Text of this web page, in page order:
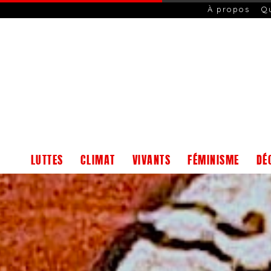
À propos
LUTTES CLIMAT VIVANTS FÉMINISME